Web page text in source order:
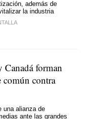
además de
la industria
Canadá forman
común contra
una alianza de
ante las grandes